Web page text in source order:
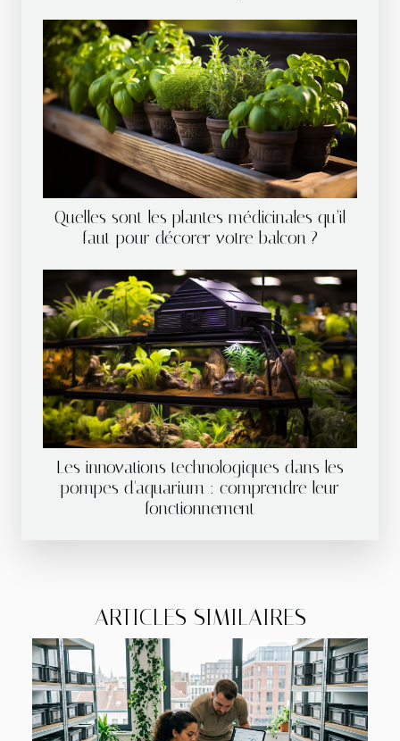
Quelles sont les plantes médicinales qu’il
faut pour décorer votre balcon ?
Les innovations technologiques dans les
pompes d'aquarium : comprendre leur
fonctionnement
ARTICLES SIMILAIRES